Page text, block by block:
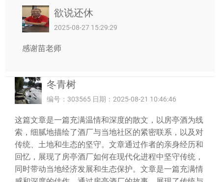
欲说还休
2025-08-27 15:29:29
感谢苗老师
冬青树
编号：303565 日期：2025-08-21 10:46:46
这篇文章是一篇充满温情和深度的散文，以房亭酒为线
索，细腻地描绘了酒厂与当地社区的紧密联系，以及对
传统、土地和生态的坚守。文章通过作者的亲身经历和
回忆，展现了房亭酒厂如何在现代化进程中坚守传统，
同时带动当地经济发展和生态保护。文章是一篇充满情